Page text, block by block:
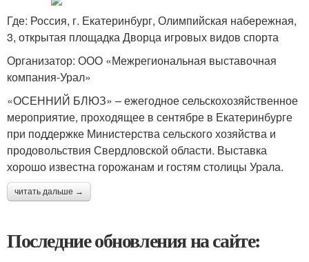
Где: Россия, г. Екатеринбург, Олимпийская набережная,
3, открытая площадка Дворца игровых видов спорта
Организатор: ООО «Межрегиональная выставочная
компания-Урал»
«ОСЕННИЙ БЛЮЗ» – ежегодное сельскохозяйственное
мероприятие, проходящее в сентябре в Екатеринбурге
при поддержке Министерства сельского хозяйства и
продовольствия Свердловской области. Выставка
хорошо известна горожанам и гостям столицы Урала.
читать дальше →
Последние обновления на сайте: